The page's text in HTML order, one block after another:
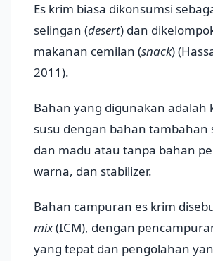
Es krim biasa dikonsumsi
selingan (desert) dan
makanan cemilan (snack)
2011).
Bahan yang digunakan adalah
susu dengan bahan tambahan
dan madu atau tanpa bahan
warna, dan stabilizer.
Bahan campuran es krim
mix(ICM), dengan
yang tepat dan pengolahan